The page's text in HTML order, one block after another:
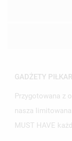
GADŻETY
Przygotowana z
nasza
MUST HAVE